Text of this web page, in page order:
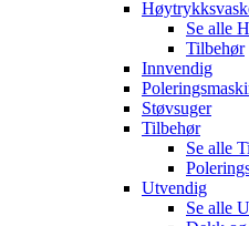
Se alle
Tilbehør
Innvendig
Støvsuger
Tilbehør
Se alle
Utvendig
Se alle